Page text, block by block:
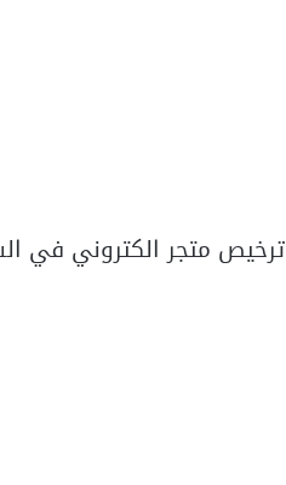
ترخيص متجر الكتروني في